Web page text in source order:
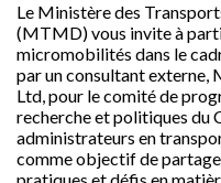
Le Ministère des
(MTMD) vous invite à
micromobilités dans le
par un consultant externe,
Ltd, pour le comité de
recherche et politiques du
administrateurs en
comme objectif de